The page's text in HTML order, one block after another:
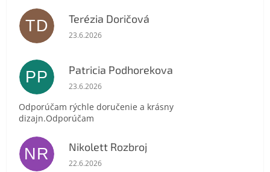
TD Terézia Doričová
Hodnotenie obchodu je 5 z 5 hviezdičiek.
23.6.2026
PP Patricia Podhorekova
Hodnotenie obchodu je 5 z 5 hviezdičiek.
23.6.2026
Odporúčam rýchle doručenie a krásny
dizajn.Odporúčam
NR Nikolett Rozbroj
Hodnotenie obchodu je 5 z 5 hviezdičiek.
22.6.2026